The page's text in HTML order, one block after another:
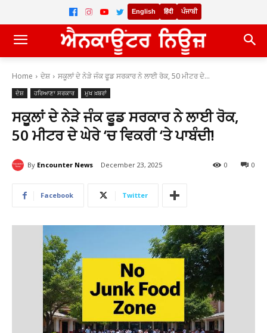
English हिंदी ਪੰਜਾਬੀ
Home ਦੇਸ਼ ਸਕੂਲਾਂ ਦੇ ਨੇੜੇ ਜੰਕ ਫੂਡ ਸਰਕਾਰ ਨੇ ਲਾਈ ਰੋਕ, 50 ਮੀਟਰ ਦੇ...
ਦੇਸ਼ ਹਰਿਆਣਾ ਸਰਕਾਰ ਮੁਖ ਖ਼ਬਰਾਂ
ਸਕੂਲਾਂ ਦੇ ਨੇੜੇ ਜੰਕ ਫੂਡ ਸਰਕਾਰ ਨੇ ਲਾਈ ਰੋਕ,
50 ਮੀਟਰ ਦੇ ਘੇਰੇ ‘ਚ ਵਿਕਰੀ ‘ਤੇ ਪਾਬੰਦੀ!
By Encounter News December 23, 2025 0
0
Facebook Twitter